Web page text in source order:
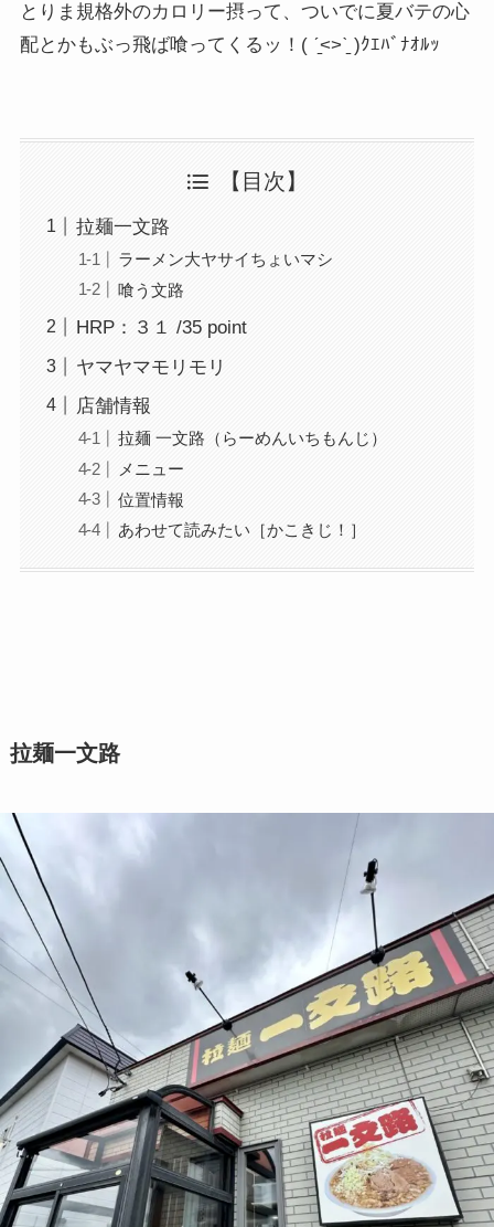
とりま規格外のカロリー摂って、ついでに夏バテの心
配とかもぶっ飛ば喰ってくるッ！( ˊ̱˂˃ˋ̱ )ｸｴﾊﾞﾅｵﾙｯ
【目次】
拉麺一文路
ラーメン大ヤサイちょいマシ
喰う文路
HRP：３１ /35 point
ヤマヤマモリモリ
店舗情報
拉麺 一文路（らーめんいちもんじ）
メニュー
位置情報
あわせて読みたい［かこきじ！］
拉麺一文路